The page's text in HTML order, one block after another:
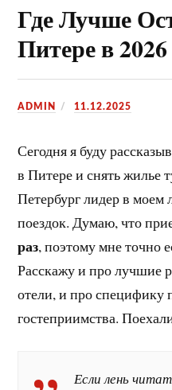
Где Лучше
Питере в 2026
ADMIN 11.12.2025
Сегодня я буду
в Питере и снять жилье
Петербург лидер в моем
поездок. Думаю, что
раз, поэтому мне точно
Расскажу и про лучшие
отели, и про специфику
гостеприимства.
Если лень